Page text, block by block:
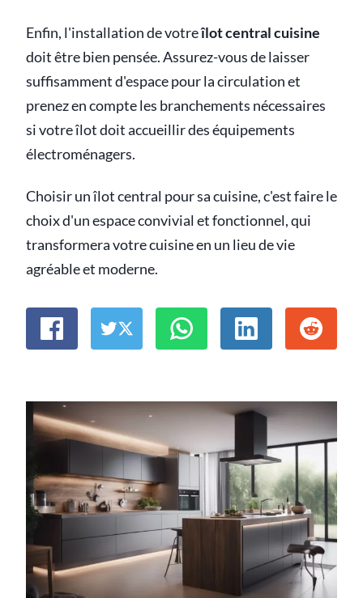
Enfin, l'installation de votreîlot central cuisine
doit être bien pensée. Assurez-vous de laisser
suffisamment d'espace pour la circulation et
prenez en compte les branchements nécessaires
si votre îlot doit accueillir des équipements
électroménagers.
Choisir un îlot central pour sa cuisine, c'est faire le
choix d'un espace convivial et fonctionnel, qui
transformera votre cuisine en un lieu de vie
agréable et moderne.